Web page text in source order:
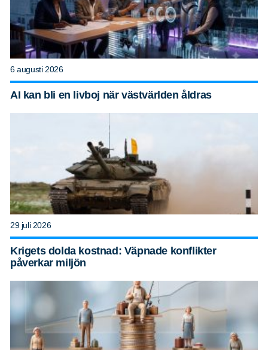
6 augusti 2026
AI kan bli en livboj när västvärlden åldras
29 juli 2026
Krigets dolda kostnad: Väpnade konflikter
påverkar miljön